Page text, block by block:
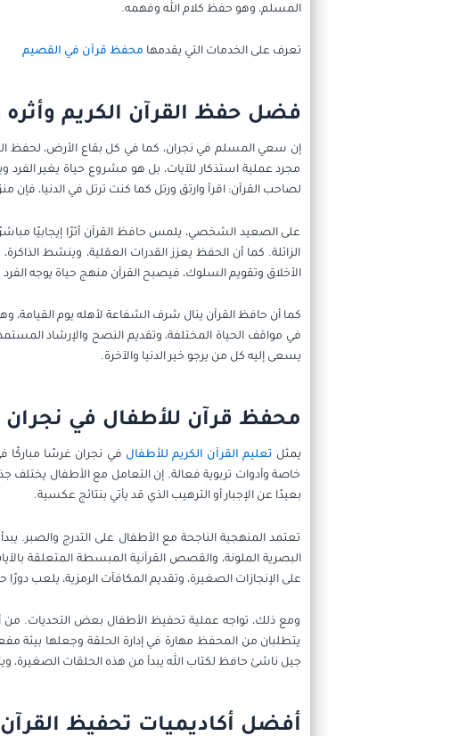
المسلم، وهو حفظ كلام الله وفهمه.
تعرف على الخدمات التي يقدمها محفظ قرآن في القصيم
فضل حفظ القرآن الكريم وأثره
إن سعي المسلم في نجران، كما في كل بقاع الأرض، لحفظ
مجرد عملية استذكار للآيات، بل هو مشروع حياة يغير
لصاحب القرآن: اقرأ وارتق ورتل كما كنت ترتل في الدنيا، فإن
على الصعيد الشخصي، يلمس حافظ القرآن أثرًا إيجابيًا
الزائلة. كما أن الحفظ يعزز القدرات العقلية، وينشط
الأخلاق وتقويم السلوك، فيصبح القرآن منهج حياة يوجه
كما أن حافظ القرآن ينال شرف الشفاعة لأهله يوم القيامة،
في مواقف الحياة المختلفة، وتقديم النصح والإرشاد
يسعى إليه كل من يرجو خير الدنيا والآخرة.
محفظ قرآن للأطفال في نجران
يمثل تعليم القرآن الكريم للأطفال في نجران غرسًا
خاصة وأدوات تربوية فعالة. إن التعامل مع الأطفال يختلف
بعيدًا عن الإجبار أو الترهيب الذي قد يأتي بنتائج عكسية.
تعتمد المنهجية الناجحة مع الأطفال على التدرج والصبر.
البصرية الملونة، والقصص القرآنية المبسطة المتعلقة
على الإنجازات الصغيرة، وتقديم المكافآت الرمزية، يلعب
ومع ذلك، تواجه عملية تحفيظ الأطفال بعض التحديات. من
يتطلبان من المحفظ مهارة في إدارة الحلقة وجعلها بيئة
جيل ناشئ حافظ لكتاب الله يبدأ من هذه الحلقات
أفضل أكاديميات تحفيظ